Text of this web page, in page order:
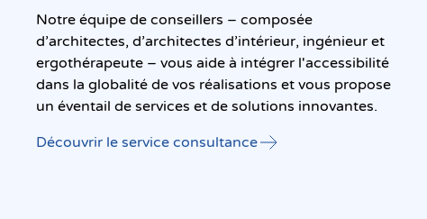
Notre équipe de conseillers – composée
d’architectes, d’architectes d’intérieur, ingénieur et
ergothérapeute – vous aide à intégrer l'accessibilité
dans la globalité de vos réalisations et vous propose
un éventail de services et de solutions innovantes.
Découvrir le service consultance